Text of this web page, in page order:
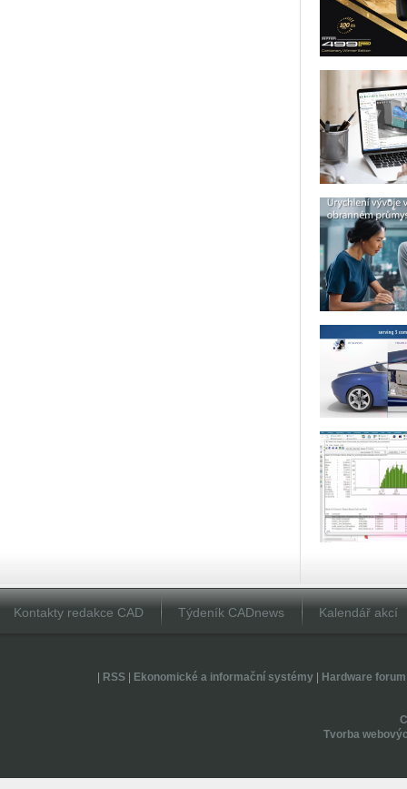
Kontakty redakce CAD Týdeník CADnews Kalendář akcí
RSS| Ekonomické a informační systémy| Hardware forum
Tvorba